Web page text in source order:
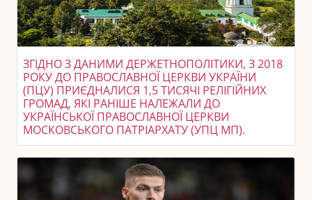
ЗГІДНО З ДАНИМИ ДЕРЖЕТНОПОЛІТИКИ, З 2018
РОКУ ДО ПРАВОСЛАВНОЇ ЦЕРКВИ УКРАЇНИ
(ПЦУ) ПРИЄДНАЛИСЯ 1,5 ТИСЯЧІ РЕЛІГІЙНИХ
ГРОМАД, ЯКІ РАНІШЕ НАЛЕЖАЛИ ДО
УКРАЇНСЬКОЇ ПРАВОСЛАВНОЇ ЦЕРКВИ
МОСКОВСЬКОГО ПАТРІАРХАТУ (УПЦ МП).